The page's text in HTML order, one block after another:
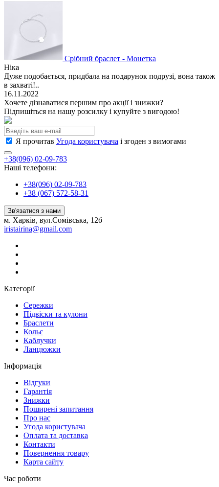
Срібний браслет - Монетка
Ніка
Дуже подобається, придбала на подарунок подрузі, вона також
в захваті!..
16.11.2022
Хочете дізнаватися першим про акції і знижки?
Підпишіться на нашу розсилку і купуйте з вигодою!
Я прочитав Угода користувача і згоден з вимогами
+38(096) 02-09-783
Наші телефони:
+38(096) 02-09-783
+38 (067) 572-58-31
Зв'язатися з нами
м. Харків, вул.Сомівська, 12б
iristairina@gmail.com
Категорії
Сережки
Підвіски та кулони
Браслети
Кольє
Каблучки
Ланцюжки
Інформація
Вiдгуки
Гарантія
Знижки
Поширені запитання
Про нас
Угода користувача
Оплата та доставка
Контакти
Повернення товару
Карта сайту
Час роботи